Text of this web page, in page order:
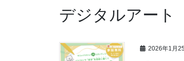
デジタルアート
2026年1月